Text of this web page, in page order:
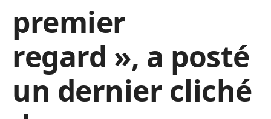
premier
regard », a posté
un dernier cliché